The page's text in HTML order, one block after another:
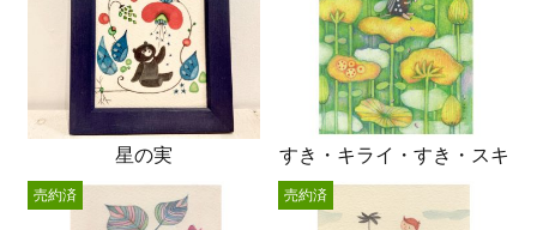
星の実 すき・キライ・すき・スキ
売約済 売約済